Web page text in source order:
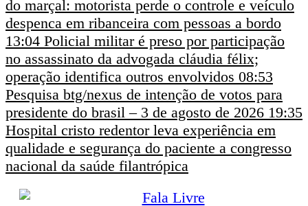
do marçal: motorista perde o controle e veículo
despenca em ribanceira com pessoas a bordo
13:04 Policial militar é preso por participação
no assassinato da advogada cláudia félix;
operação identifica outros envolvidos 08:53
Pesquisa btg/nexus de intenção de votos para
presidente do brasil – 3 de agosto de 2026 19:35
Hospital cristo redentor leva experiência em
qualidade e segurança do paciente a congresso
nacional da saúde filantrópica